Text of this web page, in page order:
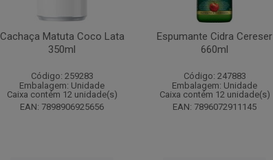
Cachaça Matuta Coco Lata
350ml
Código: 259283
Embalagem: Unidade
Caixa contém 12 unidade(s)
EAN: 7898906925656
Espumante Cidra Cereser
660ml
Código: 247883
Embalagem: Unidade
Caixa contém 12 unidade(s)
EAN: 7896072911145